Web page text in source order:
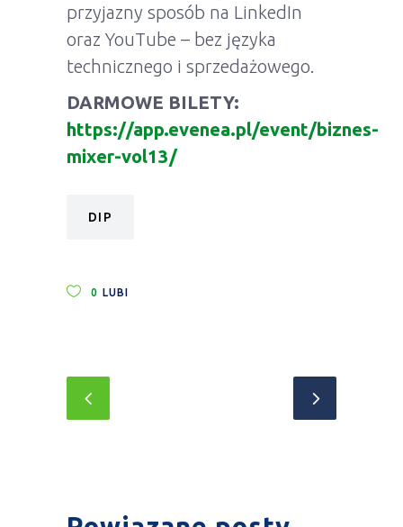
przyjazny sposób na LinkedIn
oraz YouTube – bez języka
technicznego i sprzedażowego.
DARMOWE BILETY:
https://app.evenea.pl/event/biznes-
mixer-vol13/
DIP
0 LUBI